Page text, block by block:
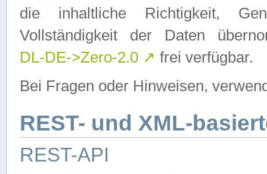
die inhaltliche Richtigkeit,
Vollständigkeit der Daten
DL-DE->Zero-2.0 ↗ frei verfügbar.
Bei Fragen oder Hinweisen,
REST- und XML-
REST-API